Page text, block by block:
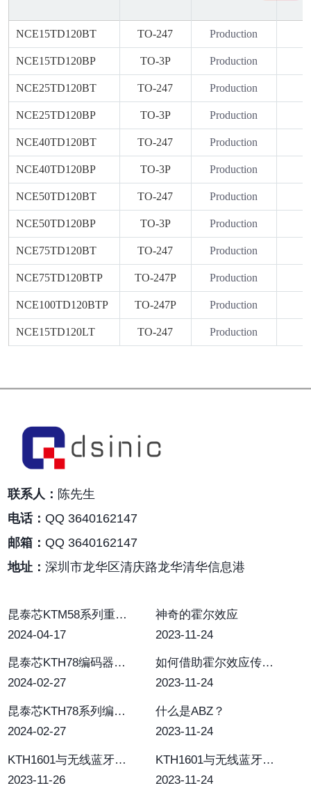
NCE15TD120BT TO-247 Production
NCE15TD120BP TO-3P Production
NCE25TD120BT TO-247 Production
NCE25TD120BP TO-3P Production
NCE40TD120BT TO-247 Production
NCE40TD120BP TO-3P Production
NCE50TD120BT TO-247 Production
NCE50TD120BP TO-3P Production
NCE75TD120BT TO-247 Production
NCE75TD120BTP TO-247P Production
NCE100TD120BTP TO-247P Production
NCE15TD120LT TO-247 Production
联系人： 陈先生
电话：QQ 3640162147
邮箱：QQ 3640162147
地址：深圳市龙华区清庆路龙华清华信息港
昆泰芯KTM58系列重磅发布
2024-04-17
昆泰芯KTH78编码器在大扭矩电机中的应用
2024-02-27
昆泰芯KTH78系列编码器芯片：在多极对磁铁应用中的校准与精度提升
2024-02-27
KTH1601与无线蓝牙耳机：让音乐与科技无缝连接
2023-11-26
神奇的霍尔效应
2023-11-24
如何借助霍尔效应传感器打造车规级智能“开-关”监测系统
2023-11-24
什么是ABZ？
2023-11-24
KTH1601与无线蓝牙耳机：让音乐与科技无缝连接
2023-11-24